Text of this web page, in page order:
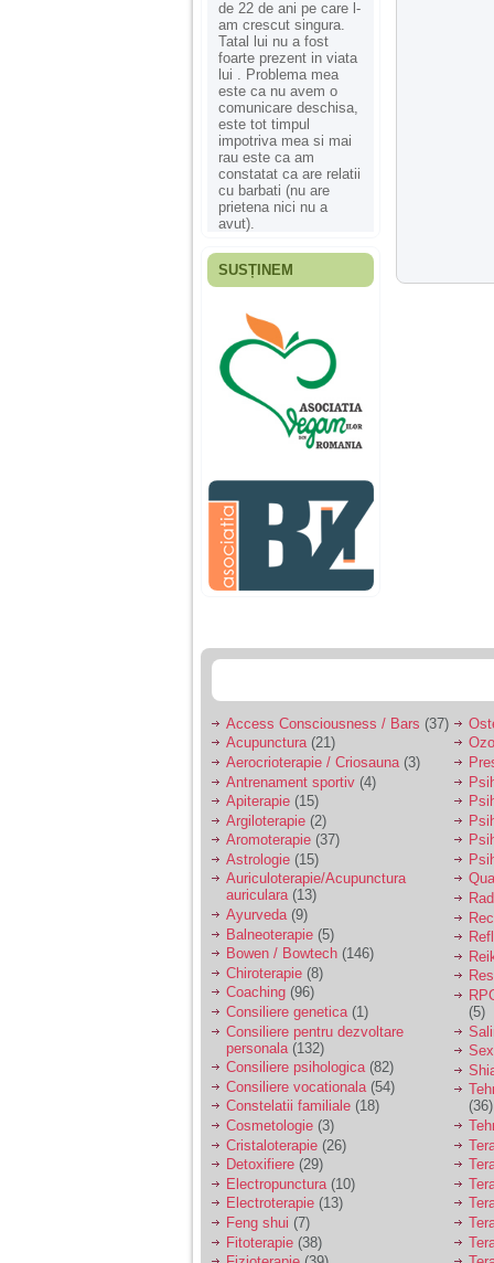
de 22 de ani pe care l-
am crescut singura.
Tatal lui nu a fost
foarte prezent in viata
lui . Problema mea
este ca nu avem o
comunicare deschisa,
este tot timpul
impotriva mea si mai
rau este ca am
constatat ca are relatii
cu barbati (nu are
prietena nici nu a
avut).
Fiica mea s-a nascut
ani, privind in urma
realizez cat de multe
greseli am facut in
educatia si cresterea
ei, am fost o mama
egoista, preocupata
de implinirea
profesionala, cand ea
era mica am neglijat-
agresiva, orice
greseala era taxata cu
o palma sau pedepse.
De 4 ani am o relatie
serioasa cu un barbat
sa se manifeste o
Ma aflu aici pentru ca
vreau sa stiu daca am
nevoie de un psiholog
sau psihiatru.
Sunt casatorita, am
31 de ani si un copil in
varsta de 2 ani care
mi-e lumina ochilor.
De ceva timp simt ca
mi s-a adunat
oboseala, o oboseala
cronica de care nu pot
scapa si simt ca din
cauza ei nu pot
controla nervii si
cateodata are copilul
de suferit.
Am o bariera peste
care nu pot trece:
prietena mea a ramas
insarcinata cu o fata.
Am fost de comun
acord sa facem un
copil, cu gandul ca e
baiat.
SUSȚINEM
Access Consciousness / Bars (37)
Acupunctura(21)
Aerocrioterapie / Criosauna (3)
Antrenament sportiv (4)
Apiterapie (15)
Argiloterapie (2)
Aromoterapie (37)
Astrologie (15)
Auriculoterapie/Acupunctura
auriculara(13)
Ayurveda(9)
Balneoterapie (5)
Bowen / Bowtech (146)
Chiroterapie (8)
Coaching (96)
Consiliere genetica(1)
Consiliere pentru dezvoltare
personala (132)
Consiliere psihologica(82)
Consiliere vocationala (54)
Constelatii familiale (18)
Cosmetologie (3)
Cristaloterapie (26)
Detoxifiere (29)
Electropunctura (10)
Electroterapie (13)
Feng shui (7)
Fitoterapie (38)
(5)
(36)